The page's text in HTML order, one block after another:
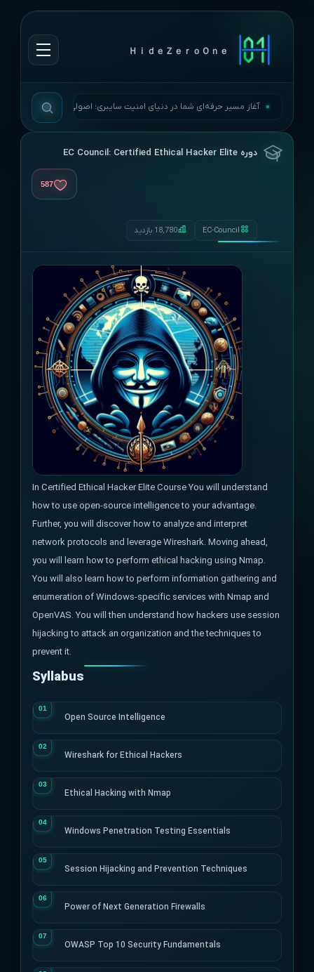
ＨｉｄｅＺｅｒｏＯｎｅ
آغاز مسیر حرفه‌ای شما در دنیای امنیت سایبری؛ اصولی، به‌روز و بی‌وقفه.
دوره EC Council: Certified Ethical Hacker Elite
587
EC-Council 18,780 بازدید
In Certified Ethical Hacker Elite Course You will understand
how to use open-source intelligence to your advantage.
Further, you will discover how to analyze and interpret
network protocols and leverage Wireshark. Moving ahead,
you will learn how to perform ethical hacking using Nmap.
You will also learn how to perform information gathering and
enumeration of Windows-specific services with Nmap and
OpenVAS. You will then understand how hackers use session
hijacking to attack an organization and the techniques to
prevent it.
Syllabus
Open Source Intelligence
Wireshark for Ethical Hackers
Ethical Hacking with Nmap
Windows Penetration Testing Essentials
Session Hijacking and Prevention Techniques
Power of Next Generation Firewalls
OWASP Top 10 Security Fundamentals